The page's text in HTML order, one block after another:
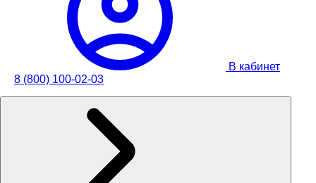
В кабинет
8 (800) 100-02-03